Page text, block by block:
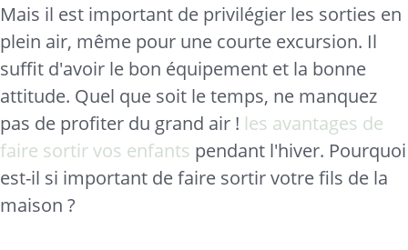
Mais il est important de privilégier les sorties en
plein air, même pour une courte excursion. Il
suffit d'avoir le bon équipement et la bonne
attitude. Quel que soit le temps, ne manquez
pas de profiter du grand air ! les avantages de
faire sortir vos enfants pendant l'hiver. Pourquoi
est-il si important de faire sortir votre fils de la
maison ?